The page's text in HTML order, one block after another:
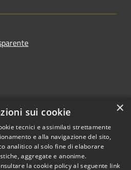
Copyright © 2026 • Comune di
×
sui cookie
tecnici e assimilati strettamente
e alla navigazione del sito,
analitico al solo fine di elaborare
aggregate e anonime.
la cookie policy al seguente link